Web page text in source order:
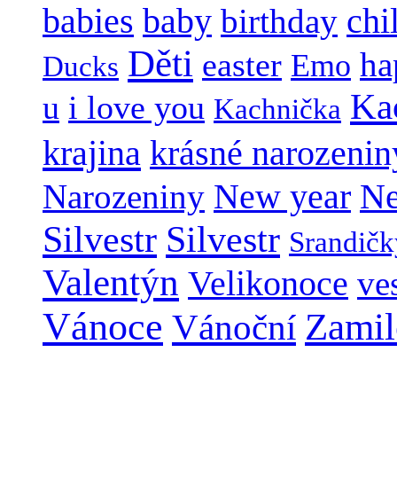
babies baby birthday
Ducks Děti easter Emo
u i love you Kachnička
krajina krásné
Narozeniny New year
Silvestr Silvestr
Valentýn Velikonoce
Vánoce Vánoční